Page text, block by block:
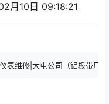
09:18:21
表维修|大屯公司（铝板带厂